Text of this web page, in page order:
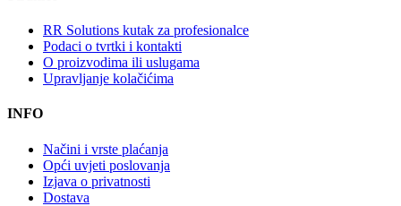
RR Solutions kutak za profesionalce
Podaci o tvrtki i kontakti
O proizvodima ili uslugama
Upravljanje kolačićima
INFO
Načini i vrste plaćanja
Opći uvjeti poslovanja
Izjava o privatnosti
Dostava